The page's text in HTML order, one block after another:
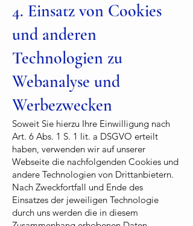
4. Einsatz von Cookies
und anderen
Technologien zu
Webanalyse und
Werbezwecken
Soweit Sie hierzu Ihre Einwilligung nach
Art. 6 Abs. 1 S. 1 lit. a DSGVO erteilt
haben, verwenden wir auf unserer
Webseite die nachfolgenden Cookies und
andere Technologien von Drittanbietern.
Nach Zweckfortfall und Ende des
Einsatzes der jeweiligen Technologie
durch uns werden die in diesem